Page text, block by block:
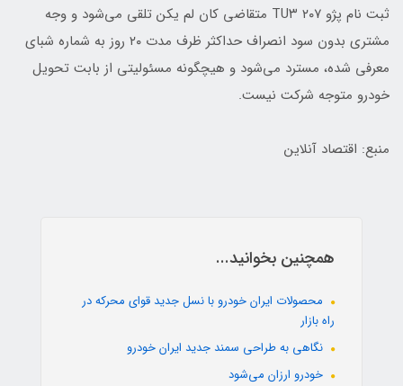
ثبت نام پژو ۲۰۷ TU۳ متقاضی کان لم یکن تلقی می‌شود و وجه
مشتری بدون سود انصراف حداکثر ظرف مدت ۲۰ روز به شماره شبای
معرفی شده، مسترد می‌شود و هیچگونه مسئولیتی از بابت تحویل
خودرو متوجه شرکت نیست.
منبع: اقتصاد آنلاین
همچنین بخوانید...
محصولات ایران خودرو با نسل جدید قوای محرکه در
راه بازار
نگاهی به طراحی سمند جدید ایران خودرو
خودرو ارزان می‌شود